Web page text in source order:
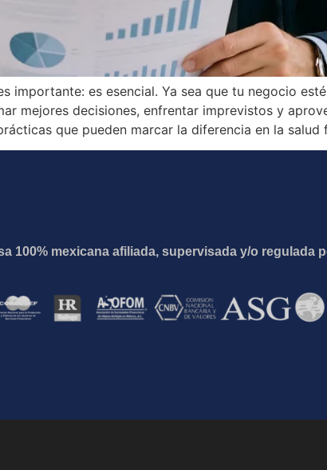
importante: es esencial. Ya sea que tu negocio
mejores decisiones, enfrentar imprevistos y
que pueden marcar la diferencia en la salud
100% mexicana afiliada, supervisada y/o regulada